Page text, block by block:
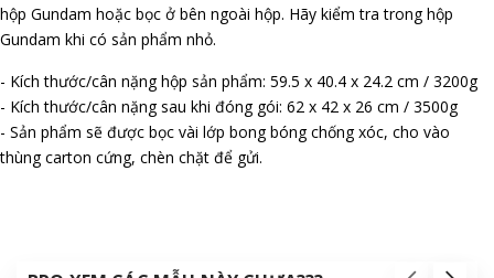
hộp Gundam hoặc bọc ở bên ngoài hộp. Hãy kiểm tra trong hộp
Gundam khi có sản phẩm nhỏ.
- Kích thước/cân nặng hộp sản phẩm: 59.5 x 40.4 x 24.2 cm / 3200g
- Kích thước/cân nặng sau khi đóng gói: 62 x 42 x 26 cm / 3500g
- Sản phẩm sẽ được bọc vài lớp bong bóng chống xóc, cho vào
thùng carton cứng, chèn chặt để gửi.